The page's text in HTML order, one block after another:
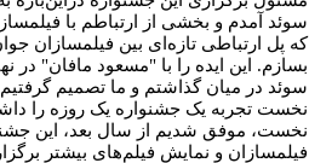
سوئد آمدم و بخشی از ارتباطم با
که پل ارتباطی تازه‌ای بین فیلمسازان
بسازم. این ایده را با "مسعود مافان"
سوئد در میان گذاشتم و ما تصمیم
نخست تجربه یک جشنواره یک روزه را
نخست، موفق شدیم از سال بعد، این
فیلمسازان و نمایش فیلم‌های بیشتر